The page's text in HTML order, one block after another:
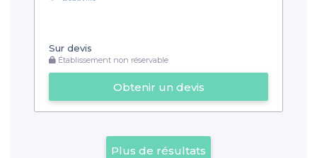
Sur devis
Établissement non réservable
Obtenir un devis
Plus de résultats